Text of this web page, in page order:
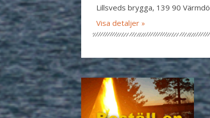
Lillsveds brygga, 139 90 Värmdö
Visa detaljer